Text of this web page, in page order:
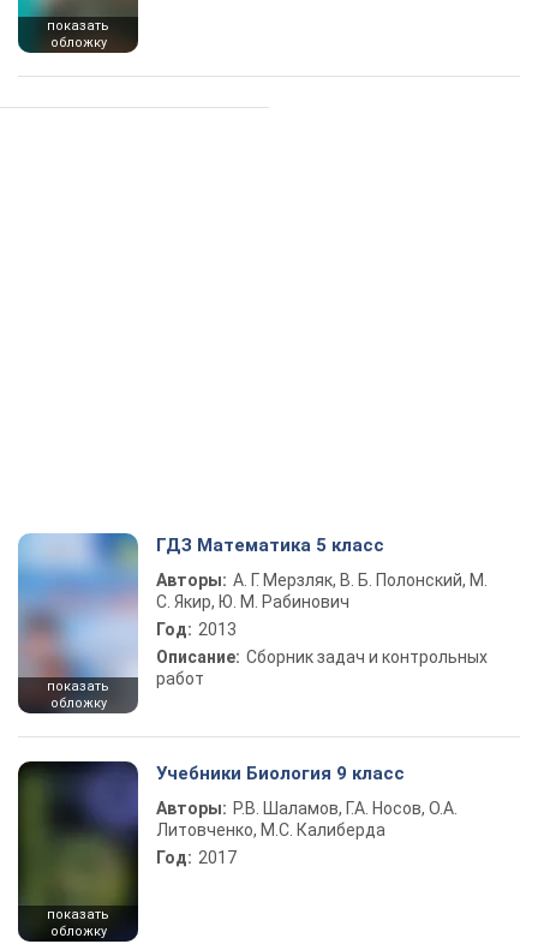
показать
обложку
показать
обложку
ГДЗ Математика 5 класс
Авторы: А. Г. Мерзляк, В. Б. Полонский, М.
С. Якир, Ю. М. Рабинович
Год: 2013
Описание: Сборник задач и контрольных
работ
показать
обложку
Учебники Биология 9 класс
Авторы: Р.В. Шаламов, Г.А. Носов, О.А.
Литовченко, М.С. Калиберда
Год: 2017